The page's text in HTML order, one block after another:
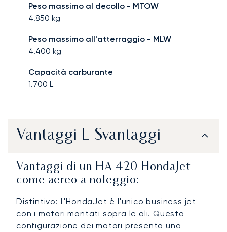
Peso massimo al decollo - MTOW
4.850 kg
Peso massimo all'atterraggio - MLW
4.400 kg
Capacità carburante
1.700 L
Vantaggi E Svantaggi
Vantaggi di un HA 420 HondaJet
come aereo a noleggio:
Distintivo: L'HondaJet è l'unico business jet
con i motori montati sopra le ali. Questa
configurazione dei motori presenta una